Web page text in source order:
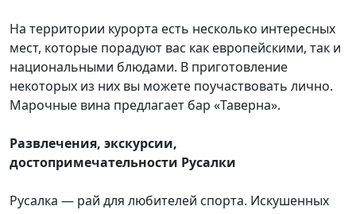
На территории курорта есть несколько интересных
мест, которые порадуют вас как европейскими, так и
национальными блюдами. В приготовление
некоторых из них вы можете поучаствовать лично.
Марочные вина предлагает бар «Таверна».
Развлечения, экскурсии,
достопримечательности Русалки
Русалка — рай для любителей спорта. Искушенных